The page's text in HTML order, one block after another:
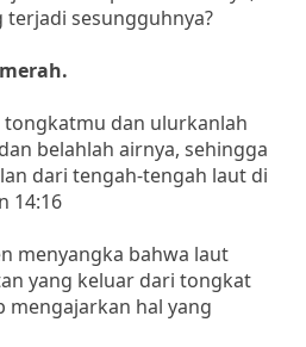
sesungguhnya?
dan ulurkanlah
belahlah airnya, sehingga
dari tengah-tengah laut di
14:16
menyangka bahwa laut
yang keluar dari tongkat
mengajarkan hal yang